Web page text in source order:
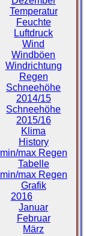
Temperatur
Feuchte
Luftdruck
Wind
Windböen
Windrichtung
Regen
Schneehöhe
2014/15
Schneehöhe
2015/16
Klima
History
min/max Regen
Tabelle
min/max Regen
Grafik
2016
Januar
Februar
März